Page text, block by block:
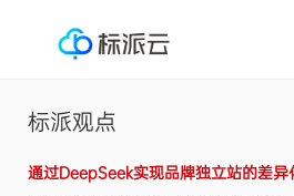
标派观点
通过DeepSeek实现品牌独立站的差异